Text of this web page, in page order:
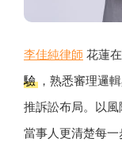
李佳純律師 花蓮
驗 ，熟悉審理邏
推訴訟布局。以
當事人更清楚每